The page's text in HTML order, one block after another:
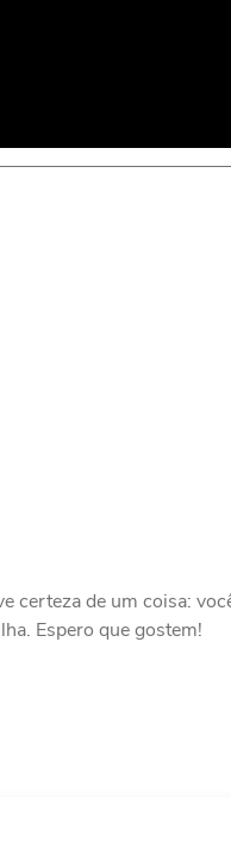
certeza de um coisa:
Espero que gostem!